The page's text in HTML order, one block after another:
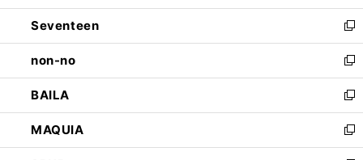
開
く
ウ
で
開
く
ン
ド
ウ
で
開
く
Seventeen
新
し
い
ウ
ィ
ン
ド
ウ
non-no
新
し
い
ウ
ィ
ン
BAILA
新
し
い
ウ
MAQUIA
新
し